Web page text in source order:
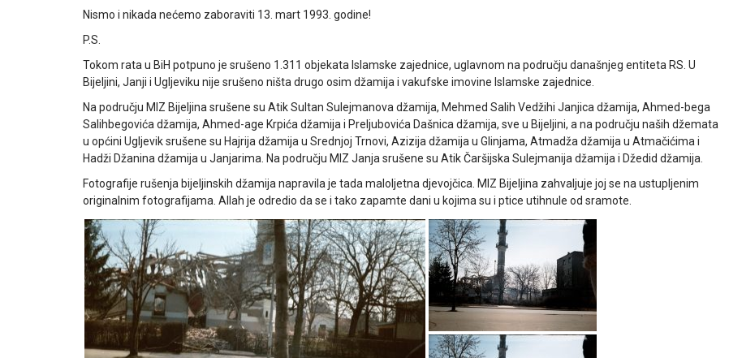
Nismo i nikada nećemo zaboraviti 13. mart 1993. godine!
P.S.
Tokom rata u BiH potpuno je srušeno 1.311 objekata Islamske zajednice, uglavnom na području današnjeg entiteta RS. U
Bijeljini, Janji i Ugljeviku nije srušeno ništa drugo osim džamija i vakufske imovine Islamske zajednice.
Na području MIZ Bijeljina srušene su Atik Sultan Sulejmanova džamija, Mehmed Salih Vedžihi Janjica džamija, Ahmed-bega
Salihbegovića džamija, Ahmed-age Krpića džamija i Preljubovića Dašnica džamija, sve u Bijeljini, a na području naših džemata
u općini Ugljevik srušene su Hajrija džamija u Srednjoj Trnovi, Azizija džamija u Glinjama, Atmadža džamija u Atmačićima i
Hadži Džanina džamija u Janjarima. Na području MIZ Janja srušene su Atik Čaršijska Sulejmanija džamija i Džedid džamija.
Fotografije rušenja bijeljinskih džamija napravila je tada maloljetna djevojčica. MIZ Bijeljina zahvaljuje joj se na ustupljenim
originalnim fotografijama. Allah je odredio da se i tako zapamte dani u kojima su i ptice utihnule od sramote.